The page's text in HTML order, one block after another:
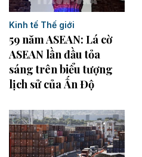
Kinh tế Thế giới
59 năm ASEAN: Lá cờ
ASEAN lần đầu tỏa
sáng trên biểu tượng
lịch sử của Ấn Độ